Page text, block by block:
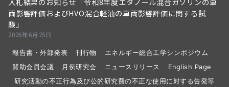
入札結果のお知らせ「令和8年度エタノール混合ガソリンの車
両影響評価およびHVO混合軽油の車両影響評価に関する試
験」
2026年6月25日
報告書・外部発表 刊行物
エネルギー総合工学シンポジウム
賛助会員会議
月例研究会 ニュースリリース
English Page
研究活動の不正行為及び公的研究費の不正な使用に対する告発等